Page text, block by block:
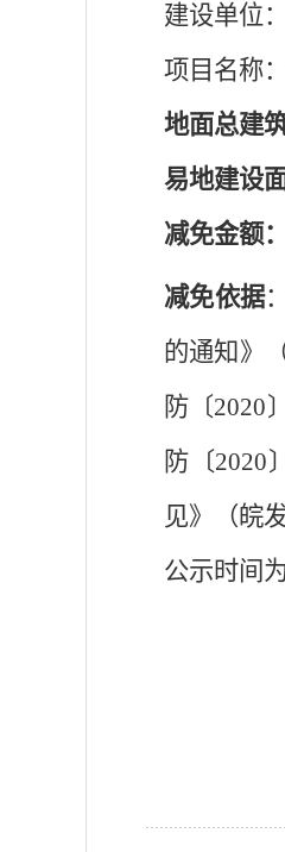
建设单位
项目名称
地面总建
易地建设面
减免金额：
减免依据
的通知》
防〔2020
防〔2020
见》（皖
公示时间为